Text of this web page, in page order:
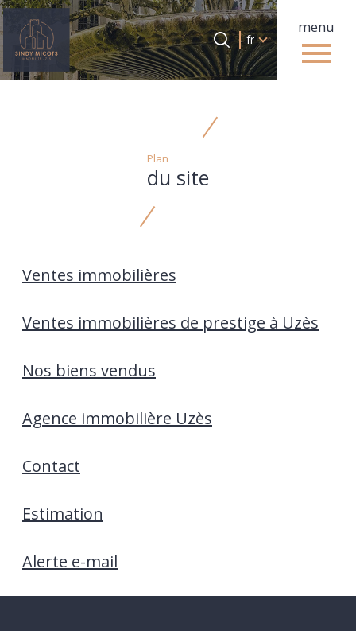
menu
Langue
fr
Accueil 0 Langue
fr
Plan
du site
Ventes immobilières
Ventes immobilières de prestige à Uzès
Nos biens vendus
Agence immobilière Uzès
Contact
Estimation
Alerte e-mail